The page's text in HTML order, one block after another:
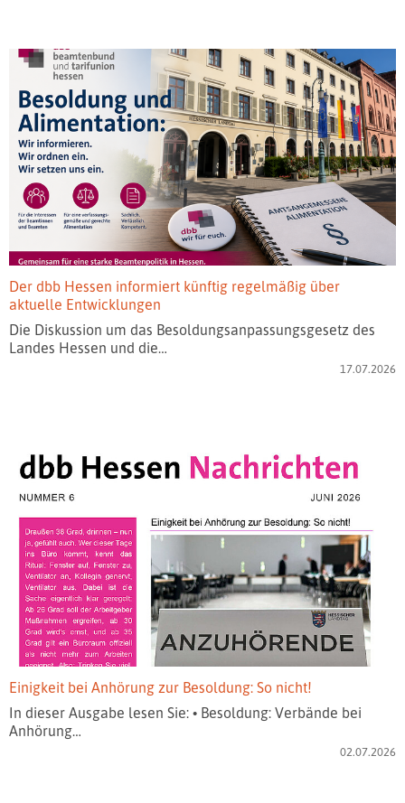
Der dbb Hessen informiert künftig regelmäßig über
aktuelle Entwicklungen
Die Diskussion um das Besoldungsanpassungsgesetz des
Landes Hessen und die…
17.07.2026
Einigkeit bei Anhörung zur Besoldung: So nicht!
In dieser Ausgabe lesen Sie: • Besoldung: Verbände bei
Anhörung…
02.07.2026